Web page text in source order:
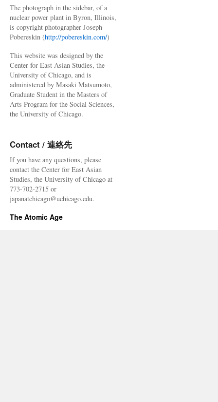
The photograph in the sidebar, of a
nuclear power plant in Byron, Illinois,
is copyright photographer Joseph
Pobereskin (http://pobereskin.com/)
This website was designed by the
Center for East Asian Studies, the
University of Chicago, and is
administered by Masaki Matsumoto,
Graduate Student in the Masters of
Arts Program for the Social Sciences,
the University of Chicago.
Contact / 連絡先
If you have any questions, please
contact the Center for East Asian
Studies, the University of Chicago at
773-702-2715 or
japanatchicago@uchicago.edu.
The Atomic Age